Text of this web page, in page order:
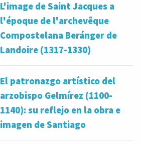
L'image de Saint Jacques a
l'époque de l'archevêque
Compostelana Beránger de
Landoire (1317-1330)
El patronazgo artístico del
arzobispo Gelmírez (1100-
1140): su reflejo en la obra e
imagen de Santiago